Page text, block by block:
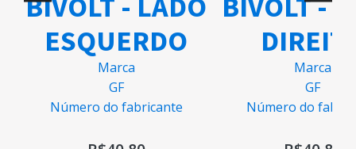
ESQUERDO
Marca
GF
Número do fabricante
Marca
GF
Número do